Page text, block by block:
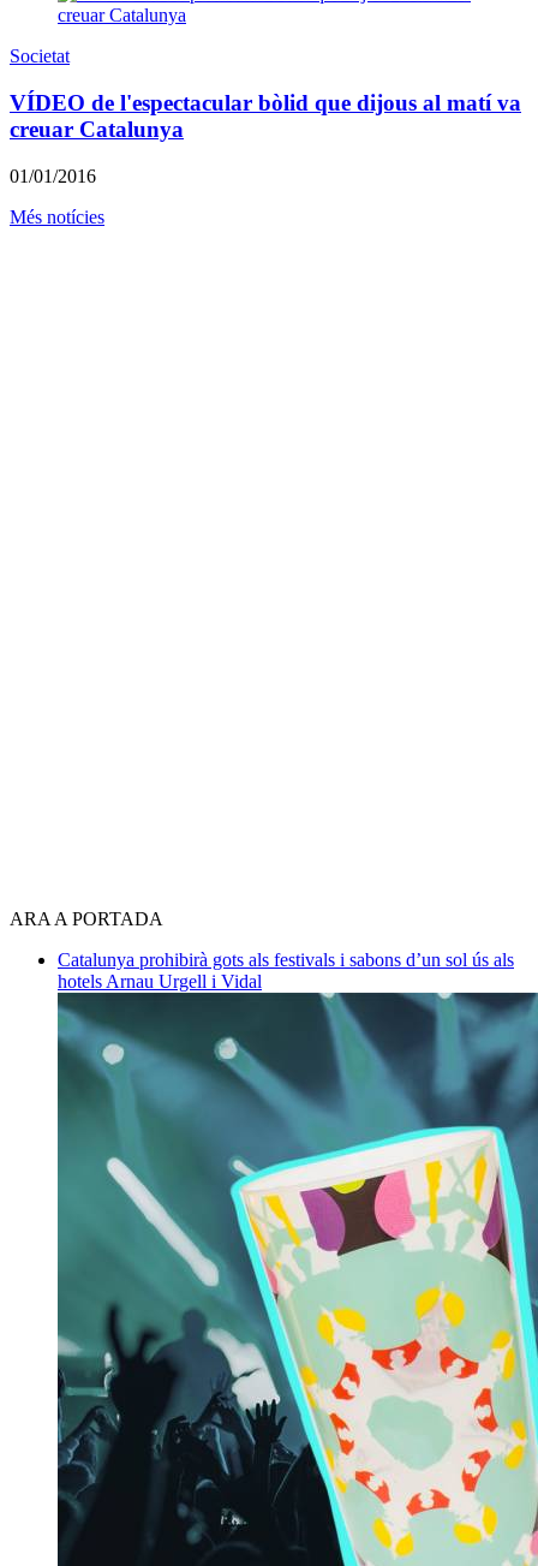
Societat
VÍDEO de l'espectacular bòlid que dijous al matí va
creuar Catalunya
01/01/2016
Més notícies
ARA A PORTADA
Catalunya prohibirà gots als festivals i sabons d’un sol ús als
hotels Arnau Urgell i Vidal